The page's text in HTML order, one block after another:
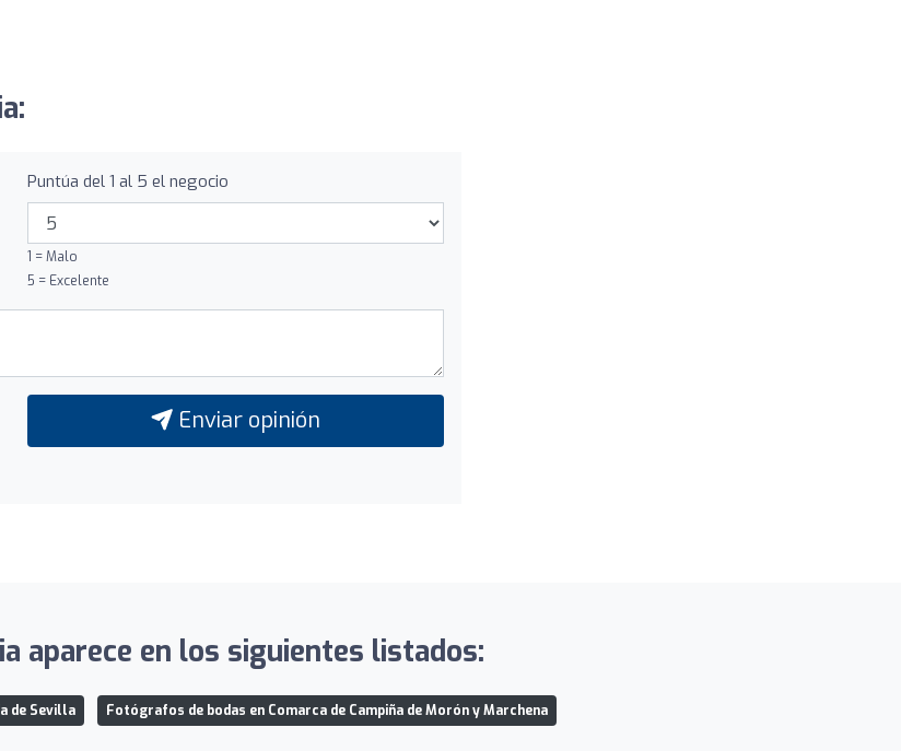
Puntúa del 1 al 5 el negocio
1 = Malo
5 = Excelente
Enviar opinión
aparece en los siguientes listados:
de Sevilla Fotógrafos de bodas en Comarca de Campiña de Morón y Marchena